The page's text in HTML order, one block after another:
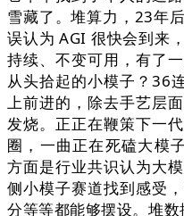
雪藏了。堆算力，23年
误认为 AGI 很快会到来
持续、不变可用，有了
从头拾起的小模子？36
上前进的，除去手艺层
发烧。正正在鞭策下一
圈，一曲正在死磕大模
方面是行业共识认为大
侧小模子赛道找到感受
分等等都能够摆设。堆